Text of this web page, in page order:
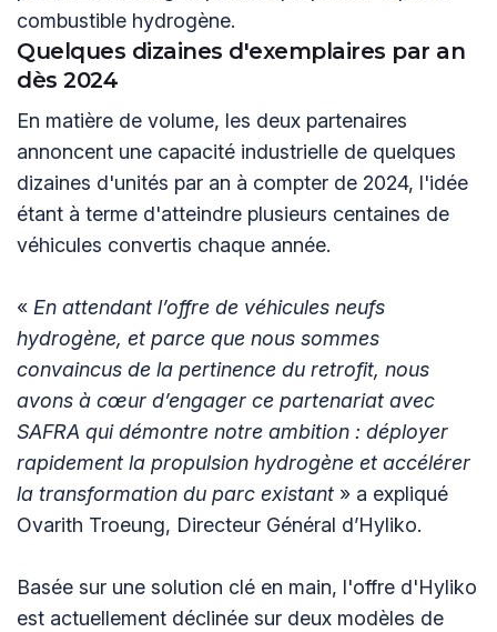
combustible hydrogène.
Quelques dizaines d'exemplaires par an
dès 2024
En matière de volume, les deux partenaires
annoncent une capacité industrielle de quelques
dizaines d'unités par an à compter de 2024, l'idée
étant à terme d'atteindre plusieurs centaines de
véhicules convertis chaque année.
« En attendant l’offre de véhicules neufs
hydrogène, et parce que nous sommes
convaincus de la pertinence du retrofit, nous
avons à cœur d’engager ce partenariat avec
SAFRA qui démontre notre ambition : déployer
rapidement la propulsion hydrogène et accélérer
la transformation du parc existant » a expliqué
Ovarith Troeung, Directeur Général d’Hyliko.
Basée sur une solution clé en main, l'offre d'Hyliko
est actuellement déclinée sur deux modèles de